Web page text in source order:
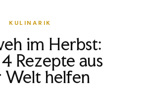
KULINARIK
im Herbst:
Rezepte aus
Welt helfen